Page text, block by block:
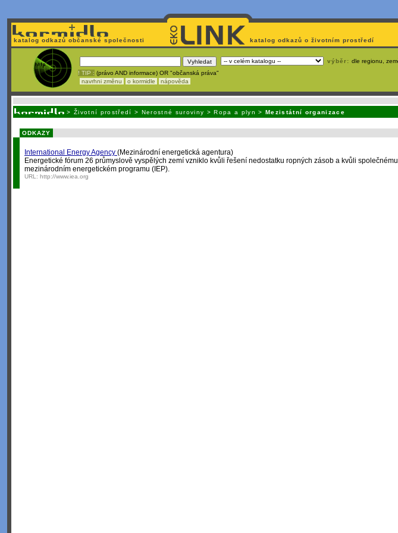
katalog odkazů občanské společnosti katalog odkazů o životním prostředí
výběr: dle regionu,
! TIP : (právo AND informace) OR "občanská práva"
navrhni změnu
o kormidle nápověda
> Životní prostředí > Nerostné suroviny >Ropa a plyn >Mezistátní organizace
ODKAZY
International Energy Agency (Mezinárodní energetická agentura)
Energetické fórum 26 průmyslově vyspělých zemí vzniklo kvůli řešení nedostatku ropných zásob a kvůli
mezinárodním energetickém programu (IEP).
URL: http://www.iea.org